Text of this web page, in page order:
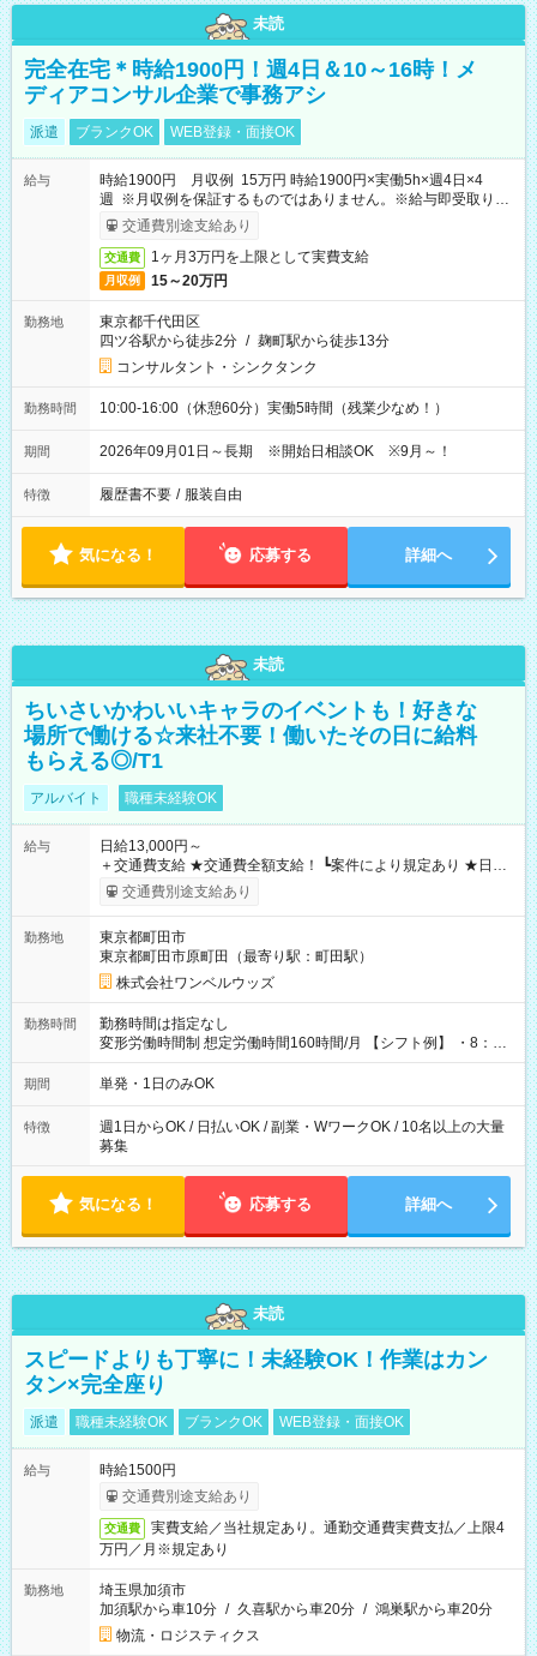
未読
完全在宅＊時給1900円！週4日＆10～16時！メ
ディアコンサル企業で事務アシ
派遣 ブランクOK WEB登録・面接OK
給与
時給1900円 月収例 15万円 時給1900円×実働5h×週4日×4
週 ※月収例を保証するものではありません。※給与即受取りサ
ービス利用可（利用条件有）
交通費別途支給あり
交通費 1ヶ月3万円を上限として実費支給
月収例 15～20万円
勤務地
東京都千代田区
四ツ谷駅から徒歩2分 / 麹町駅から徒歩13分
コンサルタント・シンクタンク
勤務時間 10:00-16:00（休憩60分）実働5時間（残業少なめ！）
期間 2026年09月01日～長期 ※開始日相談OK ※9月～！
特徴 履歴書不要 / 服装自由
気になる！ 応募する 詳細へ
未読
ちいさいかわいいキャラのイベントも！好きな
場所で働ける☆来社不要！働いたその日に給料
もらえる◎/T1
アルバイト 職種未経験OK
給与
日給13,000円～
＋交通費支給 ★交通費全額支給！ ┗案件により規定あり ★日払
いOK！（規定あり） ┗働いたその日に現金GET♪ お仕事後はコ
ンビニATMから 日払い分を引き落とせます！ 【試用期間】試
交通費別途支給あり
勤務地
東京都町田市
東京都町田市原町田（最寄り駅：町田駅）
株式会社ワンベルウッズ
勤務時間
勤務時間は指定なし
変形労働時間制 想定労働時間160時間/月 【シフト例】 ・8：00
～21：00
期間 単発・1日のみOK
特徴
週1日からOK / 日払いOK / 副業・WワークOK / 10名以上の大量
募集
気になる！ 応募する 詳細へ
未読
スピードよりも丁寧に！未経験OK！作業はカン
タン×完全座り
派遣 職種未経験OK ブランクOK WEB登録・面接OK
給与
時給1500円
交通費別途支給あり
交通費
実費支給／当社規定あり。通勤交通費実費支払／上限4
万円／月※規定あり
勤務地
埼玉県加須市
加須駅から車10分 / 久喜駅から車20分 / 鴻巣駅から車20分
物流・ロジスティクス